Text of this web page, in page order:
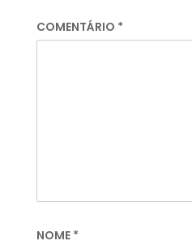
COMENTÁRIO *
NOME *